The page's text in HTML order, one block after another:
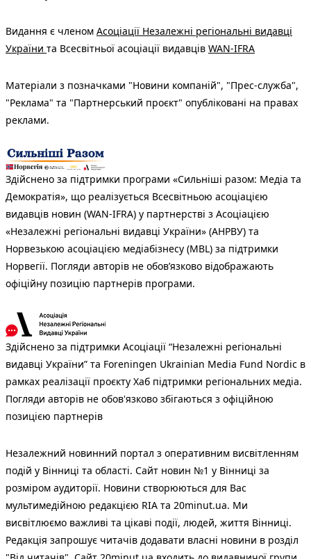
Видання є членом Асоціації Незалежні регіональні видавці
України та Всесвітньої асоціації видавців WAN-IFRA
Матеріали з позначками "Новини компаній", "Прес-служба",
"Реклама" та "Партнерський проєкт" опубліковані на правах
реклами.
Здійснено за підтримки програми «Сильніші разом: Медіа та
Демократія», що реалізується Всесвітньою асоціацією
видавців новин (WAN-IFRA) у партнерстві з Асоціацією
«Незалежні регіональні видавці України» (АНРВУ) та
Норвезькою асоціацією медіабізнесу (MBL) за підтримки
Норвегії. Погляди авторів не обов’язково відображають
офіційну позицію партнерів програми.
Здійснено за підтримки Асоціації “Незалежні регіональні
видавці України” та Foreningen Ukrainian Media Fund Nordic в
рамках реалізації проєкту Хаб підтримки регіональних медіа.
Погляди авторів не обов'язково збігаються з офіційною
позицією партнерів
Незалежний новинний портал з оперативним висвітленням
подій у Вінниці та області. Сайт новин №1 у Вінниці за
розміром аудиторії. Новини створюються для Вас
мультимедійною редакцією RIA та 20minut.ua. Ми
висвітлюємо важливі та цікаві події, людей, життя Вінниці.
Редакція запрошує читачів додавати власні новини в розділ